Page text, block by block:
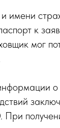
имени
к
мог